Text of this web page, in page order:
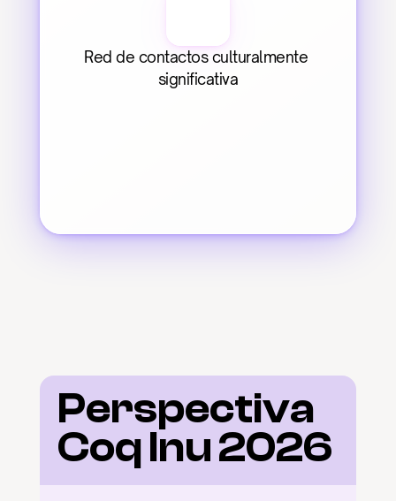
Red de contactos culturalmente
significativa
Perspectiva
Coq Inu 2026